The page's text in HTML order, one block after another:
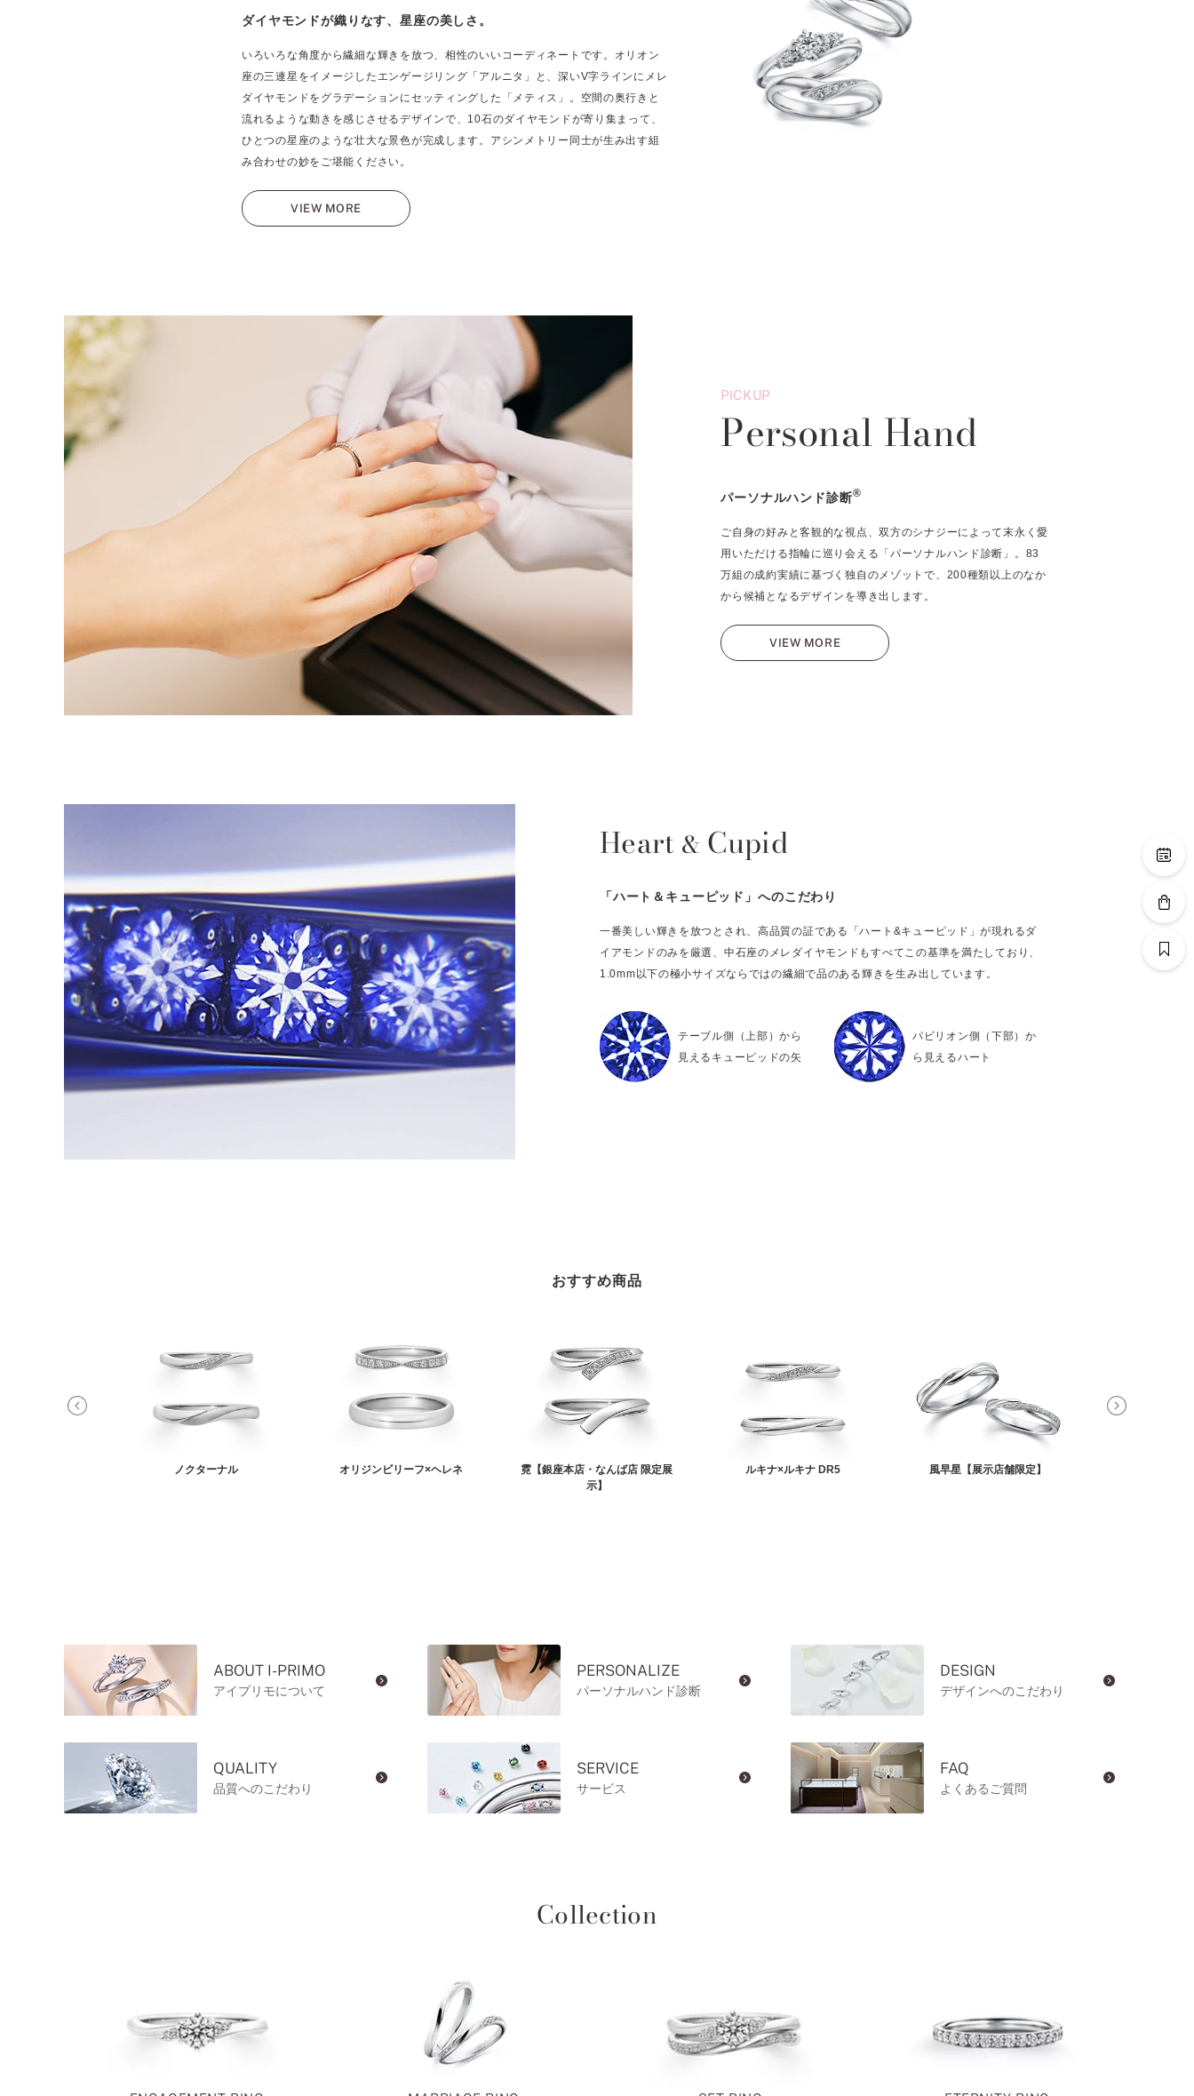
ダイヤモンドが織りなす、星座の美しさ。
いろいろな角度から繊細な輝きを放つ、相性のいいコーディネートです。オリオン
座の三連星をイメージしたエンゲージリング「アルニタ」と、深いV字ラインにメレ
ダイヤモンドをグラデーションにセッティングした「メティス」。空間の奥行きと
流れるような動きを感じさせるデザインで、10石のダイヤモンドが寄り集まって、
ひとつの星座のような壮大な景色が完成します。アシンメトリー同士が生み出す組
み合わせの妙をご堪能ください。
VIEW MORE
PICKUP
Personal Hand
パーソナルハンド診断®
ご自身の好みと客観的な視点、双方のシナジーによって末永く愛
用いただける指輪に巡り会える「パーソナルハンド診断」。83
万組の成約実績に基づく独自のメゾットで、200種類以上のなか
から候補となるデザインを導き出します。
VIEW MORE
Heart & Cupid
「ハート＆キューピッド」へのこだわり
一番美しい輝きを放つとされ、高品質の証である「ハート&キューピッド」が現れるダ
イアモンドのみを厳選、中石座のメレダイヤモンドもすべてこの基準を満たしており、
1.0mm以下の極小サイズならではの繊細で品のある輝きを生み出しています。
テーブル側（上部）から
見えるキューピッドの矢
パビリオン側（下部）か
ら見えるハート
おすすめ商品
ノクターナル オリジンビリーフ×ヘレネ
霓【銀座本店・なんば店 限定展
示】
ルキナ×ルキナ DR5 風早星【展示店舗限定】
ABOUT I-PRIMO
アイプリモについて
PERSONALIZE
パーソナルハンド診断
DESIGN
デザインへのこだわり
QUALITY
品質へのこだわり
SERVICE
サービス
FAQ
よくあるご質問
Collection